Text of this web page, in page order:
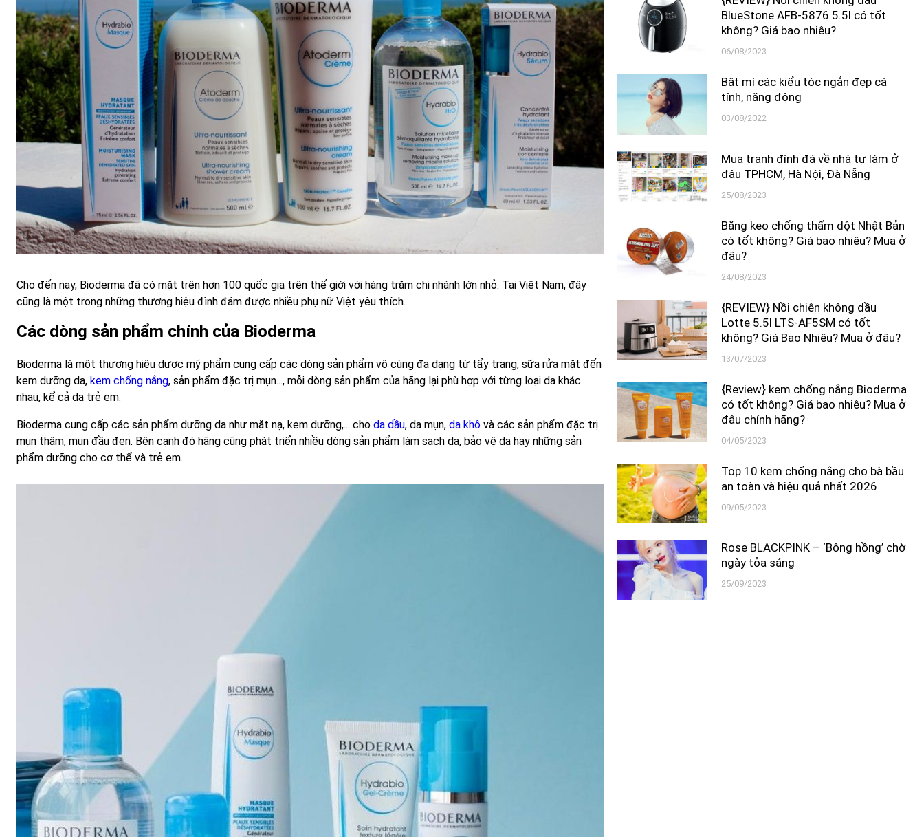
Cho đến nay, Bioderma đã có mặt trên hơn 100 quốc gia trên thế giới với hàng trăm chi nhánh lớn nhỏ. Tại Việt Nam, đây
cũng là một trong những thương hiệu đình đám được nhiều phụ nữ Việt yêu thích.
Các dòng sản phẩm chính của Bioderma
Bioderma là một thương hiệu dược mỹ phẩm cung cấp các dòng sản phẩm vô cùng đa dạng từ tẩy trang, sữa rửa mặt đến
kem dưỡng da, kem chống nắng, sản phẩm đặc trị mụn..., mỗi dòng sản phẩm của hãng lại phù hợp với từng loại da khác
nhau, kể cả da trẻ em.
Bioderma cung cấp các sản phẩm dưỡng da như mặt nạ, kem dưỡng,... cho da dầu, da mụn, da khô và các sản phẩm đặc trị
mụn thâm, mụn đầu đen. Bên cạnh đó hãng cũng phát triển nhiều dòng sản phẩm làm sạch da, bảo vệ da hay những sản
phẩm dưỡng cho cơ thể và trẻ em.
BlueStone AFB-5876 5.5l có tốt
không? Giá bao nhiêu?
06/08/2023
Bật mí các kiểu tóc ngắn đẹp cá
tính, năng động
03/08/2022
Mua tranh đính đá về nhà tự làm ở
đâu TPHCM, Hà Nội, Đà Nẵng
25/08/2023
Băng keo chống thấm dột Nhật Bản
có tốt không? Giá bao nhiêu? Mua ở
đâu?
24/08/2023
{REVIEW} Nồi chiên không dầu
Lotte 5.5l LTS-AF5SM có tốt
không? Giá Bao Nhiêu? Mua ở đâu?
13/07/2023
{Review} kem chống nắng Bioderma
có tốt không? Giá bao nhiêu? Mua ở
đâu chính hãng?
04/05/2023
Top 10 kem chống nắng cho bà bầu
an toàn và hiệu quả nhất 2026
09/05/2023
Rose BLACKPINK – ‘Bông hồng’ chờ
ngày tỏa sáng
25/09/2023